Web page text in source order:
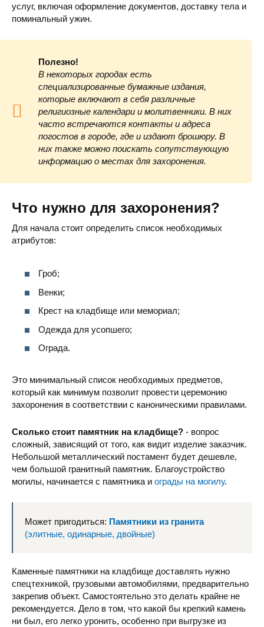
услуг, включая оформление документов, доставку тела и
поминальный ужин.
Полезно!
В некоторых городах есть
специализированные бумажные издания,
которые включают в себя различные
религиозные календари и молитвенники. В них
часто встречаются контакты и адреса
погостов в городе, где и издают брошюру. В
них также можно поискать сопутствующую
информацию о местах для захоронения.
Что нужно для захоронения?
Для начала стоит определить список необходимых
атрибутов:
Гроб;
Венки;
Крест на кладбище или мемориал;
Одежда для усопшего;
Ограда.
Это минимальный список необходимых предметов,
который как минимум позволит провести церемонию
захоронения в соответствии с каноническими правилами.
Сколько стоит памятник на кладбище? - вопрос
сложный, зависящий от того, как видит изделие заказчик.
Небольшой металлический постамент будет дешевле,
чем большой гранитный памятник. Благоустройство
могилы, начинается с памятника и ограды на могилу.
Может пригодиться: Памятники из гранита
(элитные, одинарные, двойные)
Каменные памятники на кладбище доставлять нужно
спецтехникой, грузовыми автомобилями, предварительно
закрепив объект. Самостоятельно это делать крайне не
рекомендуется. Дело в том, что какой бы крепкий камень
ни был, его легко уронить, особенно при выгрузке из